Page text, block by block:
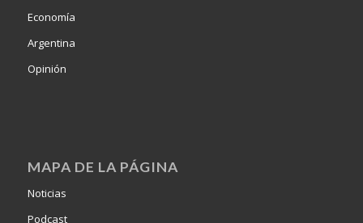
Economía
Argentina
Opinión
MAPA DE LA PÁGINA
Noticias
Podcast